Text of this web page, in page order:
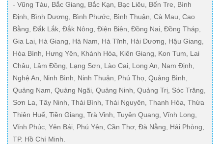
- Vũng Tàu, Bắc Giang, Bắc Kạn, Bạc Liêu, Bến Tre, Bình
Định, Bình Dương, Bình Phước, Bình Thuận, Cà Mau, Cao
Bằng, Đắk Lắk, Đắk Nông, Điện Biên, Đồng Nai, Đồng Tháp,
Gia Lai, Hà Giang, Hà Nam, Hà Tĩnh, Hải Dương, Hậu Giang,
Hòa Bình, Hưng Yên, Khánh Hòa, Kiên Giang, Kon Tum, Lai
Châu, Lâm Đồng, Lạng Sơn, Lào Cai, Long An, Nam Định,
Nghệ An, Ninh Bình, Ninh Thuận, Phú Thọ, Quảng Bình,
Quảng Nam, Quảng Ngãi, Quảng Ninh, Quảng Trị, Sóc Trăng,
Sơn La, Tây Ninh, Thái Bình, Thái Nguyên, Thanh Hóa, Thừa
Thiên Huế, Tiền Giang, Trà Vinh, Tuyên Quang, Vĩnh Long,
Vĩnh Phúc, Yên Bái, Phú Yên, Cần Thơ, Đà Nẵng, Hải Phòng,
TP. Hồ Chí Minh.